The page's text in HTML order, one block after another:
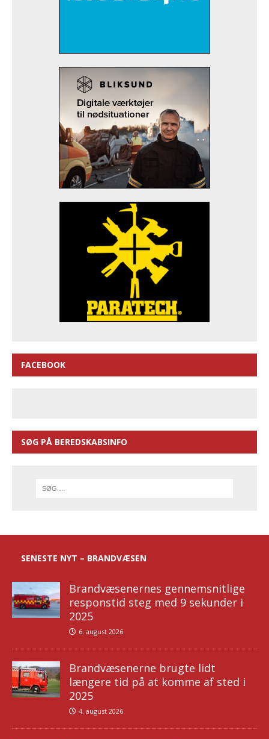
FACEBOOK
SØG PÅ BEREDSKABSINFO
SENESTE NYT – BRANDVÆSEN
Brandvæsenernes gennemsnitlige
responstid steg med 9 sekunder i
2025
6. august 2026
Brandvæsenerne brugte lidt
længere tid på at komme af sted i
2025
4. august 2026